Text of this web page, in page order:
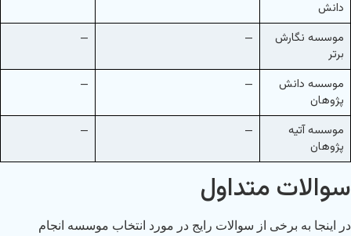
دانش
موسسه نگارش
برتر
—
—
موسسه دانش
پژوهان
—
—
موسسه آتیه
پژوهان
—
—
سوالات متداول
در اینجا به برخی از سوالات رایج در مورد انتخاب موسسه انجام